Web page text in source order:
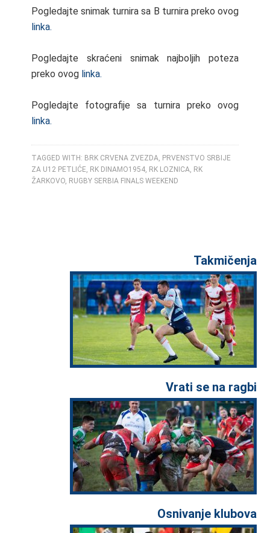
Pogledajte snimak turnira sa B turnira preko ovog
linka.
Pogledajte skraćeni snimak najboljih poteza
preko ovog linka.
Pogledajte fotografije sa turnira preko ovog
linka.
TAGGED WITH: BRK CRVENA ZVEZDA, PRVENSTVO SRBIJE
ZA U12 PETLIĆE, RK DINAMO1954, RK LOZNICA, RK
ŽARKOVO, RUGBY SERBIA FINALS WEEKEND
Takmičenja
Vrati se na ragbi
Osnivanje klubova